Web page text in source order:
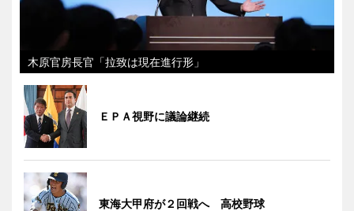
木原官房長官「拉致は現在進行形」
ＥＰＡ視野に議論継続
東海大甲府が２回戦へ 高校野球